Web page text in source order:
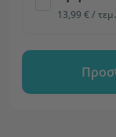
13,99 € / τεμ.